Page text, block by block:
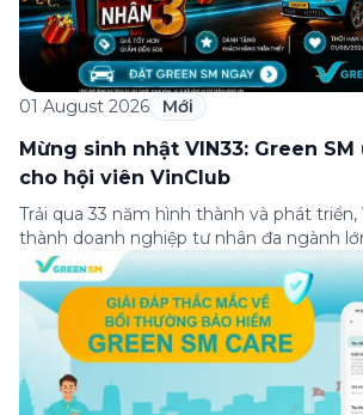
01 August 2026 Mới
Mừng sinh nhật VIN33: Green
cho hội viên VinClub
Trải qua 33 năm hình thành và phát
thành doanh nghiệp tư nhân đa ngành
lọt Top 30 doanh nghiệp lớn nhất Đông
xếp hạng của Tạp chí Fortune (Mỹ).
thành lập (8/8/1993 đến 8/8/2026),